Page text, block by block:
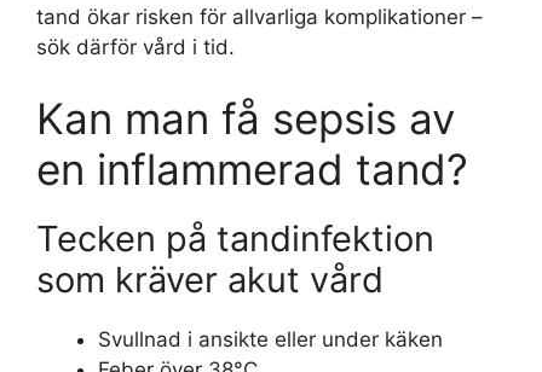
tand ökar risken för allvarliga komplikationer –
sök därför vård i tid.
Kan man få sepsis av
en inflammerad tand?
Tecken på tandinfektion
som kräver akut vård
Svullnad i ansikte eller under käken